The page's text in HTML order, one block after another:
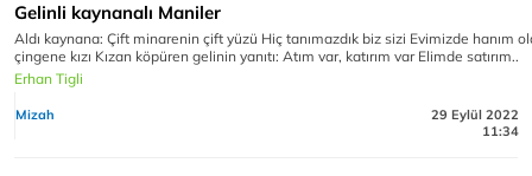
Gelinli kaynanalı Maniler
Aldı kaynana: Çift minarenin çift yüzü Hiç tanımazdık biz sizi Evimizde hanım
çingene kızı Kızan köpüren gelinin yanıtı: Atım var, katırım var Elimde satırım..
Erhan Tigli
Mizah
29 Eylül 2022
11:34